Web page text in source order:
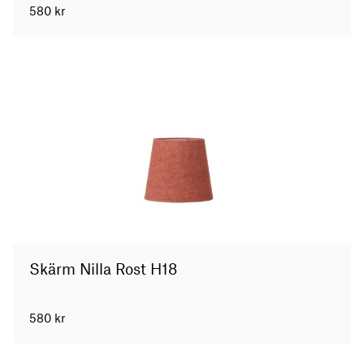
580 kr
Skärm Nilla Rost H18
580 kr